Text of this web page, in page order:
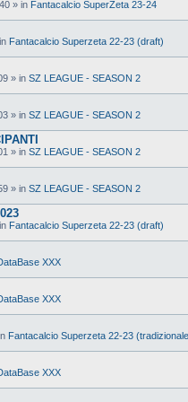
» in Fantacalcio SuperZeta 23-24
Fantacalcio Superzeta 22-23 (draft)
» in SZ LEAGUE - SEASON 2
» in SZ LEAGUE - SEASON 2
» in SZ LEAGUE - SEASON 2
» in SZ LEAGUE - SEASON 2
Fantacalcio Superzeta 22-23 (draft)
XXX
XXX
Fantacalcio Superzeta 22-23
XXX